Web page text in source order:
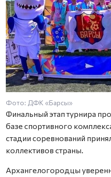
Фото: ДФК «Барсы»
Финальный этап турнира
базе спортивного
стадии соревнований
коллективов страны.
Архангелогородцы